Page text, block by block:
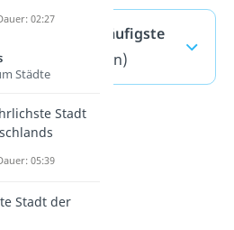
dich lieb — häufigste
(ausklappen)
02:27
Städte
Stadt
05:39
Stadt der